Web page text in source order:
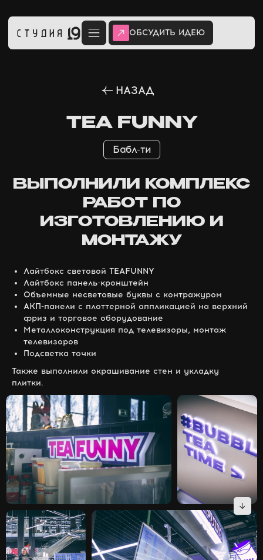
ОБСУДИТЬ ИДЕЮ
TEA FUNNY
ВЫПОЛНИЛИ КОМПЛЕКС
РАБОТ ПО
ИЗГОТОВЛЕНИЮ И
МОНТАЖУ
Лайтбокс световой TEAFUNNY
⁠Лайтбокс панель-кронштейн
⁠Объемные несветовые буквы с контражуром
⁠АКП-панели с плоттерной аппликацией на верхний
фриз и торговое оборудование
⁠Металлоконструкция под телевизоры, монтаж
телевизоров
⁠Подсветка точки
Также выполнили окрашивание стен и укладку
плитки.